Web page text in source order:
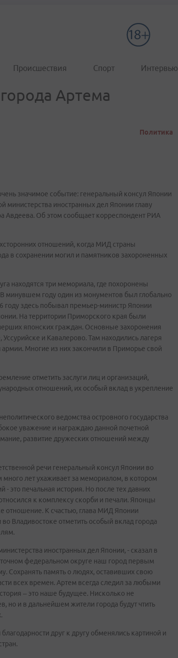
Происшествия Спорт Интервью
Артема
Политика
значимое событие: генеральный консул Японии
министерства иностранных дел Японии главу
Авдеева. Об этом сообщает корреспондент РИА
отношений, когда МИД страны
в сохранении могил и памятников захороненных
находятся три мемориала, где похоронены
минувшем году один из монументов был глобально
году здесь побывал премьер-министр Японии
На территории Приморского края были
японских граждан. Основные захоронения
и Кавалерово. Там находились лагеря
Многие из них закончили в Приморье свой
отметить заслуги лиц и организаций,
отношений, их особый вклад в укрепление
ведомства островного государства
уважение и награждаю данной почетной
развитие дружеских отношений между
речи генеральный консул Японии во
много лет ухаживает за мемориалом, в котором
- это печальная история. Но после тех давних
к комплексу скорби и печали. Японцы
отношение. К счастью, глава МИД Японии
Владивостоке отметить особый вклад города
иностранных дел Японии, - сказал в
федеральном округе наш город первым
Сохранять память о людях, оставивших свою
всех времен. Артем всегда следил за любыми
– это наше будущее. Нисколько не
но и в дальнейшем жители города будут чтить
друг к другу обменялись картиной и